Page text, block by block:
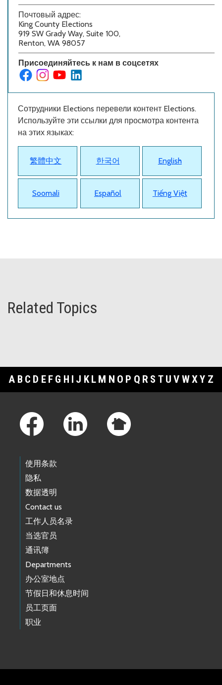
Почтовый адрес:
King County Elections
919 SW Grady Way, Suite 100,
Renton, WA 98057
Присоединяйтесь к нам в соцсетях
Сотрудники Elections перевели контент Elections.
Используйте эти ссылки для просмотра контента
на этих языках:
繁體中文 한국어 English
Soomali Español Tiếng Việt
Related Topics
A B C D E F G H I J K L M N O P Q R S T U V WXY Z
使用条款
隐私
数据透明
Contact us
工作人员名录
当选官员
通讯簿
Departments
办公室地点
节假日和休息时间
员工页面
职业